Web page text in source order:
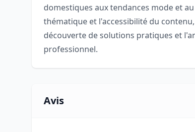
domestiques aux tendances mode et
thématique et l'accessibilité du
découverte de solutions pratiques et
professionnel.
Avis